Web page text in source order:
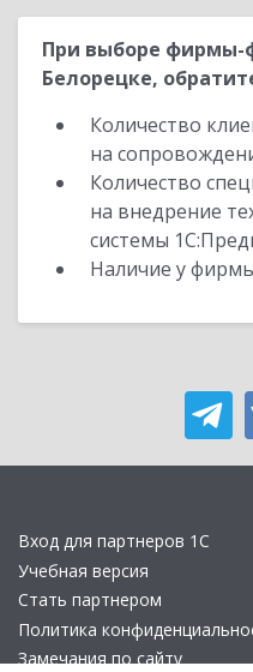
При выборе фирмы-
Белорецке,
Количество
на
Количество
на внедрение
системы
Наличие у фирмы
Вход для партнеров 1С
Учебная версия
Стать партнером
Политика
Замечания по сайту